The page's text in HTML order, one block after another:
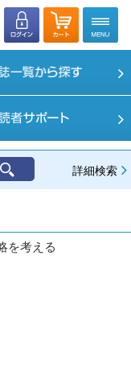
詳細検索
を考える